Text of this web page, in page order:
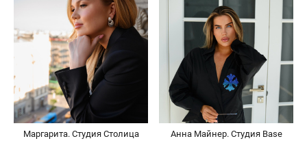
Маргарита. Студия Столица Анна Майнер. Студия Base